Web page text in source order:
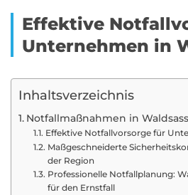
Effektive
Unternehmen in
Inhaltsverzeichnis
Notfallmaßnahmen in
Effektive Notfallvorsorge für
Maßgeschneiderte
der Region
Professionelle Notfallplanung:
für den Ernstfall